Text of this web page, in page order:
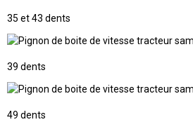
35 et 43 dents
39 dents
49 dents